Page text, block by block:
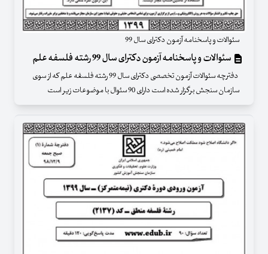
سئوالات و پاسخنامه آزمون دکترای سال 99
سئوالات و پاسخنامه آزمون دکترای سال 99 رشته فلسفه علم
دفترچه سئوالات آزمون تخصصی دکترای سال 99 رشته فلسفه علم که از سوی
سازمان سنجش برگزار شده است دارای 90 سئوال با موضوعات زیر است